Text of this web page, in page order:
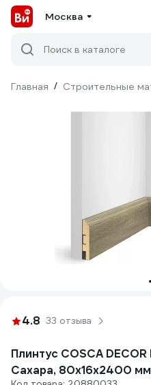
Москва
Поиск в каталоге
Главная / Строительные
4.8 33 отзыва
Плинтус COSCA
Сахара, 80x16x2400